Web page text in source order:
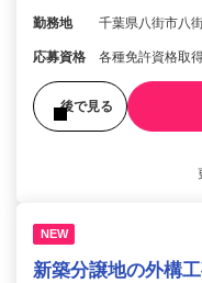
勤務地 千葉県八街市八
応募資格 各種免許資格取
後で見る
NEW
新築分譲地の外構